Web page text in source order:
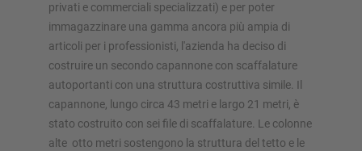
privati e commerciali specializzati) e per poter
immagazzinare una gamma ancora più ampia di
articoli per i professionisti, l'azienda ha deciso di
costruire un secondo capannone con scaffalature
autoportanti con una struttura costruttiva simile. Il
capannone, lungo circa 43 metri e largo 21 metri, è
stato costruito con sei file di scaffalature. Le colonne
alte otto metri sostengono la struttura del tetto e le